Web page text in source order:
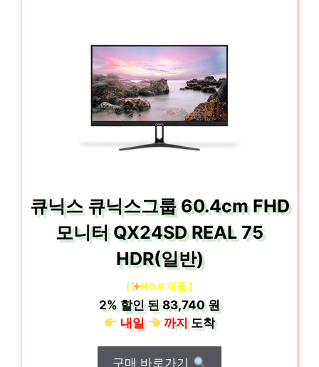
큐닉스 큐닉스그룹 60.4cm FHD
모니터 QX24SD REAL 75
HDR(일반)
[ NO.6 제품 ]
2%할인 된83,740 원
내일
까지도착
구매 바로가기